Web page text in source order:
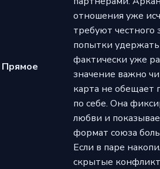
Прямое
отношения уже
требуют честного
попытки удержать
фактически уже
значение важно
карта не обещает
по себе. Она
любви и
формат союза
Если в паре
скрытые